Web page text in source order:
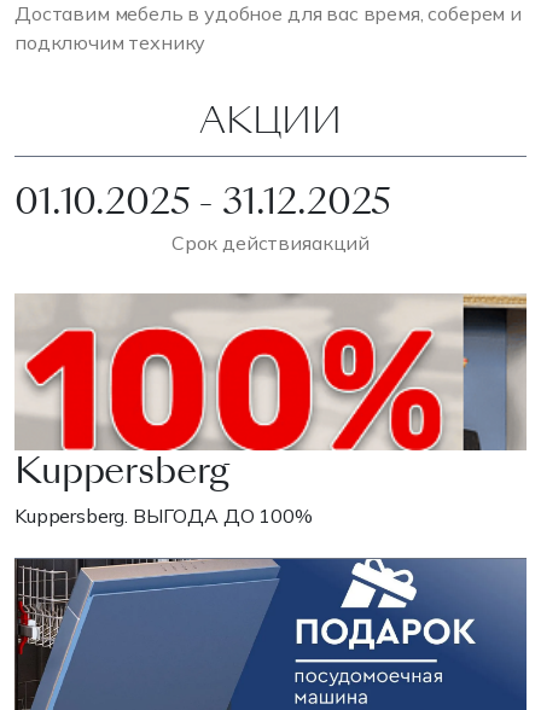
Доставим мебель в удобное для вас время, соберем и
подключим технику
АКЦИИ
01.10.2025 - 31.12.2025
Срок действияакций
Kuppersberg
Kuppersberg. ВЫГОДА ДО 100%